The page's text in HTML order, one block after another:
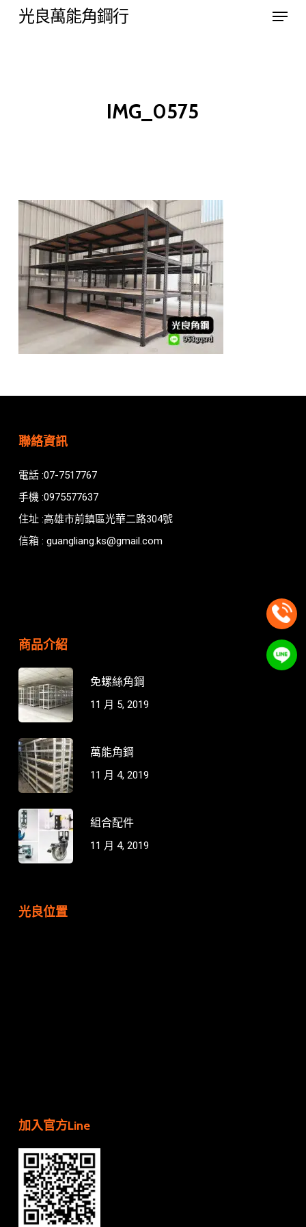
光良萬能角鋼行 Menu
IMG_0575
聯絡資訊
電話 :07-7517767
手機 :0975577637
住址 :高雄市前鎮區光華二路304號
信箱 : guangliang.ks@gmail.com
商品介紹
免螺絲角鋼
11 月 5, 2019
萬能角鋼
11 月 4, 2019
組合配件
11 月 4, 2019
光良位置
加入官方Line